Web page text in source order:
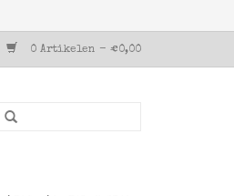
0 Artikelen - €0,00